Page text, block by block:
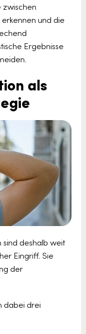
zwischen
und die
Ergebnisse
als
deshalb weit
Eingriff. Sie
der
dabei drei